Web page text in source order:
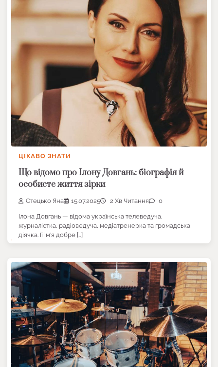
ЦІКАВО ЗНАТИ
Що відомо про Ілону Довгань: біографія й
особисте життя зірки
Стецько Яна 15.07.2025 2 Хв Читання 0
Ілона Довгань — відома українська телеведуча,
журналістка, радіоведуча, медіатренерка та громадська
діячка. Її ім’я добре […]